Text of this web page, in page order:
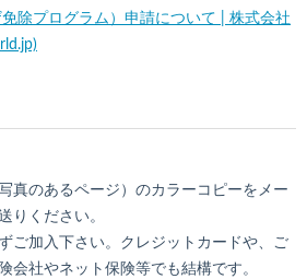
除プログラム）申請について | 株式会社
真のあるページ）のカラーコピーをメー
りください。
ご加入下さい。クレジットカードや、ご
会社やネット保険等でも結構です。